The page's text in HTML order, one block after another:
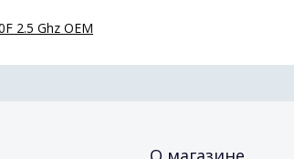
2.5 Ghz OEM